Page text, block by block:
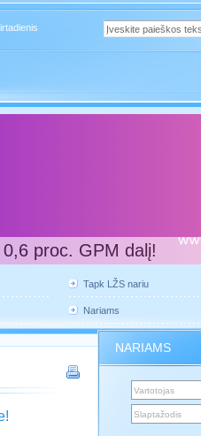
proc. GPM dalį!
Tapk LŽS nariu
Nariams
NARIAMS